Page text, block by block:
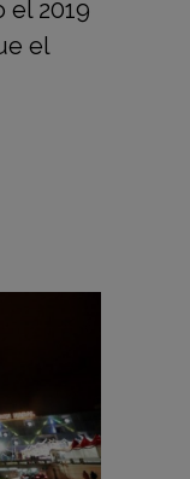
el 2019
el